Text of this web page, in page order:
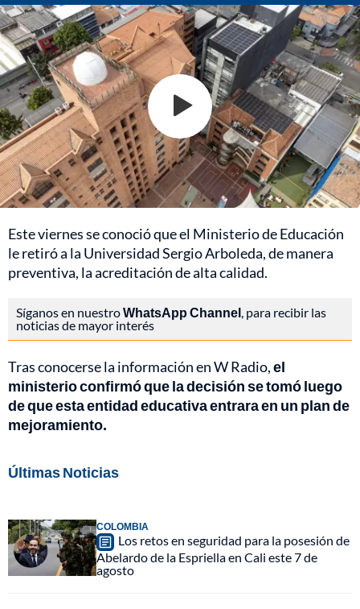
Este viernes se conoció que el Ministerio de Educación
le retiró a la Universidad Sergio Arboleda, de manera
preventiva, la acreditación de alta calidad.
Síganos en nuestroWhatsApp Channel , para recibir las
noticias de mayor interés
Tras conocerse la información en W Radio,el
ministerio confirmó que la decisión se tomó luego
de que esta entidad educativa entrara en un plan de
mejoramiento.
Últimas Noticias
COLOMBIA
Los retos en seguridad para la posesión de
Abelardo de la Espriella en Cali este 7 de
agosto